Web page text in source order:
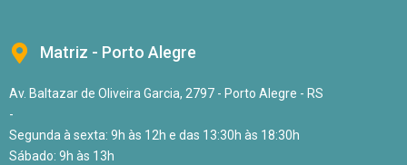
Matriz - Porto Alegre
Av. Baltazar de Oliveira Garcia, 2797 - Porto Alegre - RS
-
Segunda à sexta: 9h às 12h e das 13:30h às 18:30h
Sábado: 9h às 13h